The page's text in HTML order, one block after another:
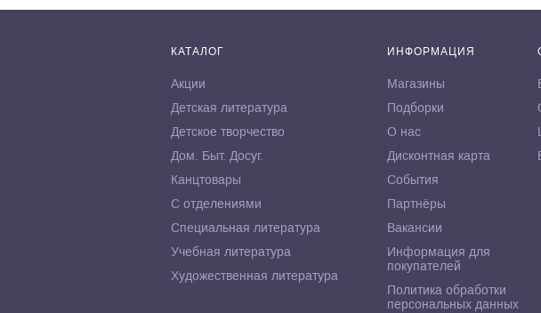
КАТАЛОГ
Акции
Детская литература
Детское творчество
Дом. Быт. Досуг.
Канцтовары
С отделениями
Специальная литература
Учебная литература
Художественная литература
ИНФОРМАЦИЯ
Магазины
Подборки
О нас
Дисконтная карта
События
Партнёры
Вакансии
Информация для
покупателей
Политика обработки
персональных данных